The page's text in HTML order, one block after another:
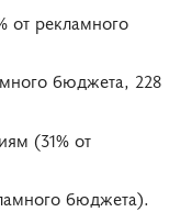
от рекламного
бюджета, 228
(31% от
бюджета).